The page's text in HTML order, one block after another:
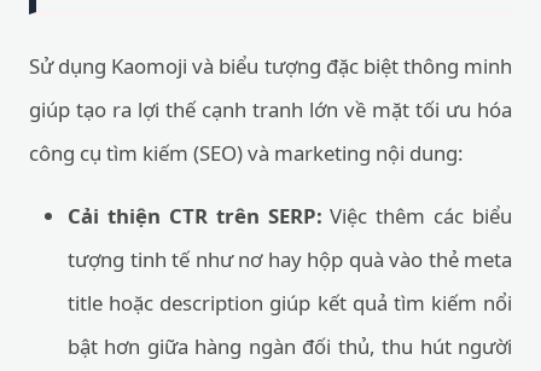
Sử dụng Kaomoji và biểu tượng đặc biệt thông minh
giúp tạo ra lợi thế cạnh tranh lớn về mặt tối ưu hóa
công cụ tìm kiếm (SEO) và marketing nội dung:
Cải thiện CTR trên SERP: Việc thêm các biểu
tượng tinh tế như nơ hay hộp quà vào thẻ meta
title hoặc description giúp kết quả tìm kiếm nổi
bật hơn giữa hàng ngàn đối thủ, thu hút người